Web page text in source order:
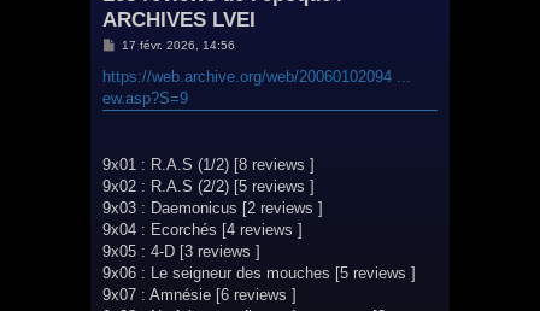
ARCHIVES LVEI
M
s
s
a
17 févr. 2026, 14:56
https://web.archive.org/web/20060102094 ...
ew.asp?S=9
9x01 : R.A.S (1/2) [8 reviews ]
9x02 : R.A.S (2/2) [5 reviews ]
9x03 : Daemonicus [2 reviews ]
9x04 : Ecorchés [4 reviews ]
9x05 : 4-D [3 reviews ]
9x06 : Le seigneur des mouches [5 reviews ]
9x07 : Amnésie [6 reviews ]